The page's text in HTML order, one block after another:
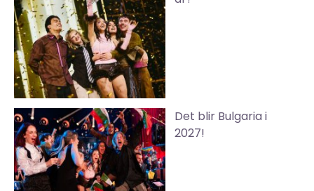
Det blir Bulgaria i
2027!